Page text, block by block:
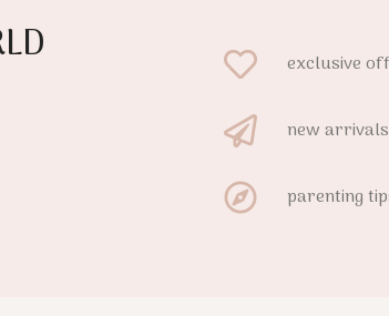
exclusive
new arrivals
parenting